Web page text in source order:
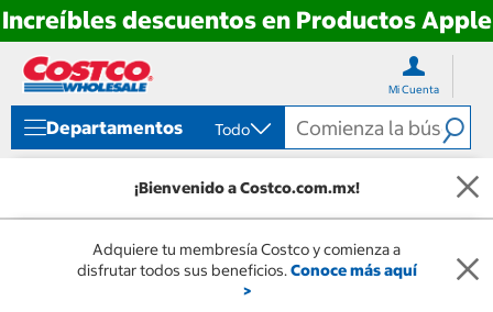
Increíbles descuentos en Productos Apple
directo
contenido
directo
menú
navegación
Mi Cuenta
Departamentos Todo
¡Bienvenido a Costco.com.mx!
Adquiere tu membresía Costco y comienza a
disfrutar todos sus beneficios.Conoce más aquí
>